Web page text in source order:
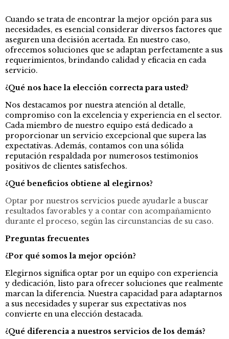
Cuando se trata de encontrar la mejor opción para sus
necesidades, es esencial considerar diversos factores que
aseguren una decisión acertada. En nuestro caso,
ofrecemos soluciones que se adaptan perfectamente a sus
requerimientos, brindando calidad y eficacia en cada
servicio.
¿Qué nos hace la elección correcta para usted?
Nos destacamos por nuestra atención al detalle,
compromiso con la excelencia y experiencia en el sector.
Cada miembro de nuestro equipo está dedicado a
proporcionar un servicio excepcional que supera las
expectativas. Además, contamos con una sólida
reputación respaldada por numerosos testimonios
positivos de clientes satisfechos.
¿Qué beneficios obtiene al elegirnos?
Optar por nuestros servicios puede ayudarle a buscar
resultados favorables y a contar con acompañamiento
durante el proceso, según las circunstancias de su caso.
Preguntas frecuentes
¿Por qué somos la mejor opción?
Elegirnos significa optar por un equipo con experiencia
y dedicación, listo para ofrecer soluciones que realmente
marcan la diferencia. Nuestra capacidad para adaptarnos
a sus necesidades y superar sus expectativas nos
convierte en una elección destacada.
¿Qué diferencia a nuestros servicios de los demás?